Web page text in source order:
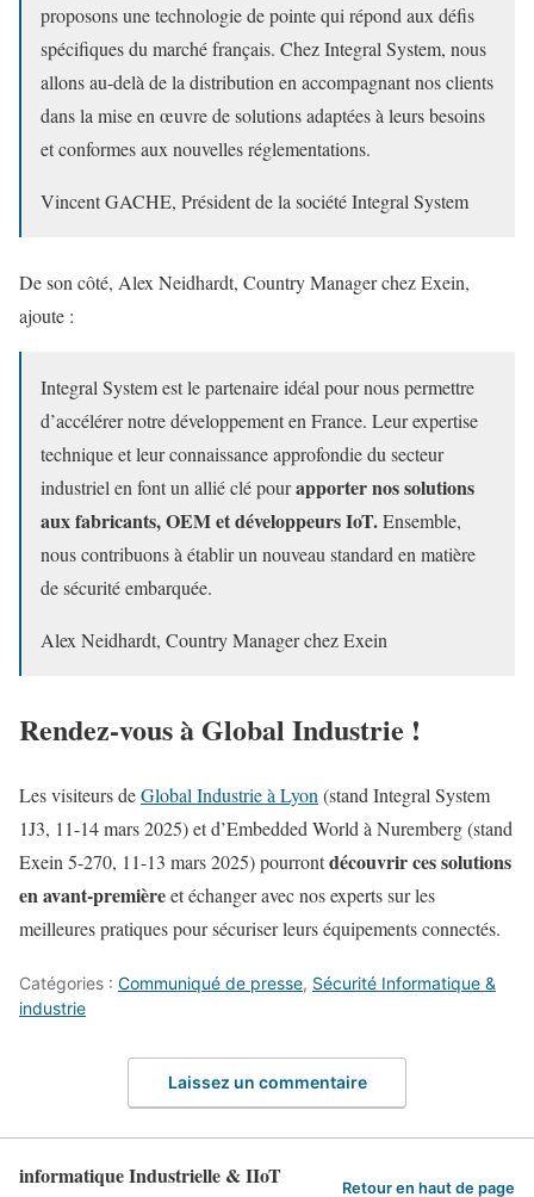
proposons une technologie de pointe qui répond aux défis
spécifiques du marché français. Chez Integral System, nous
allons au-delà de la distribution en accompagnant nos clients
dans la mise en œuvre de solutions adaptées à leurs besoins
et conformes aux nouvelles réglementations.
Vincent GACHE, Président de la société Integral System
De son côté, Alex Neidhardt, Country Manager chez Exein,
ajoute :
Integral System est le partenaire idéal pour nous permettre
d’accélérer notre développement en France. Leur expertise
technique et leur connaissance approfondie du secteur
industriel en font un allié clé pourapporter nos solutions
aux fabricants, OEM et développeurs IoT.Ensemble,
nous contribuons à établir un nouveau standard en matière
de sécurité embarquée.
Alex Neidhardt, Country Manager chez Exein
Rendez-vous à Global Industrie !
Les visiteurs deGlobal Industrie à Lyon (stand Integral System
1J3, 11-14 mars 2025) et d’Embedded World à Nuremberg (stand
Exein 5-270, 11-13 mars 2025) pourrontdécouvrir ces solutions
en avant-premièreet échanger avec nos experts sur les
meilleures pratiques pour sécuriser leurs équipements connectés.
Catégories : Communiqué de presse, Sécurité Informatique &
industrie
Laissez un commentaire
informatique Industrielle & IIoT Retour en haut de page